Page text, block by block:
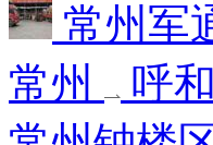
常州军
常州
呼